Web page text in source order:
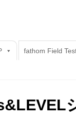
fathom Field